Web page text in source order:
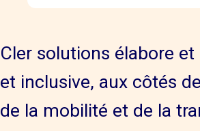
Cler solutions élabore
et inclusive, aux côtés
de la mobilité et de la